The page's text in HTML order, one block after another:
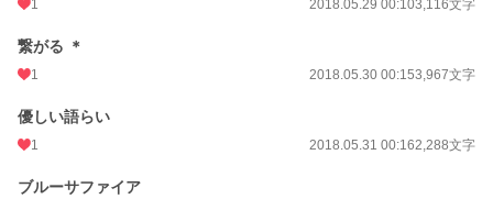
1 2018.05.29 00:103,116文字
繋がる ＊
1 2018.05.30 00:153,967文字
優しい語らい
1 2018.05.31 00:162,288文字
ブルーサファイア